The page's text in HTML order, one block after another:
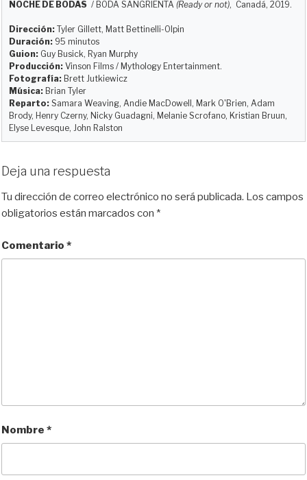
s
k
y
o
d
o
n
b
o
o
k
i
l
a
r
r
NOCHE DE BODAS / BODA SANGRIENTA (Ready or not), Canadá, 2019.
Dirección: Tyler Gillett, Matt Bettinelli-Olpin
Duración: 95 minutos
Guion: Guy Busick, Ryan Murphy
Producción: Vinson Films / Mythology Entertainment.
Fotografía: Brett Jutkiewicz
Música: Brian Tyler
Reparto: Samara Weaving, Andie MacDowell, Mark O'Brien, Adam
Brody, Henry Czerny, Nicky Guadagni, Melanie Scrofano, Kristian Bruun,
Elyse Levesque, John Ralston
Deja una respuesta
Tu dirección de correo electrónico no será publicada. Los campos
obligatorios están marcados con *
Comentario *
Nombre *